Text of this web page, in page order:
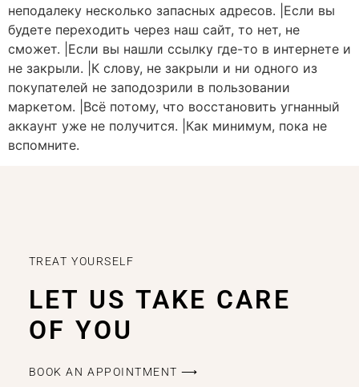
неподалеку несколько запасных адресов. |Если вы
будете переходить через наш сайт, то нет, не
сможет. |Если вы нашли ссылку где-то в интернете и
не закрыли. |К слову, не закрыли и ни одного из
покупателей не заподозрили в пользовании
маркетом. |Всё потому, что восстановить угнанный
аккаунт уже не получится. |Как минимум, пока не
вспомните.
TREAT YOURSELF
LET US TAKE CARE
OF YOU
BOOK AN APPOINTMENT ⟶